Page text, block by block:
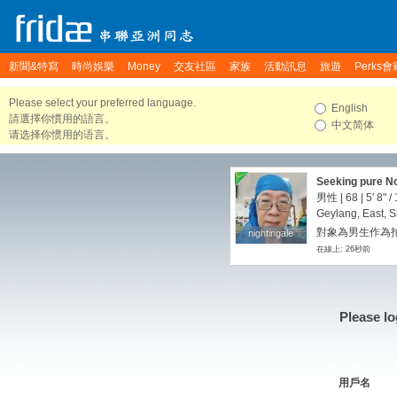
新聞&特寫 時尚娛樂 Money 交友社區 家族 活動訊息 旅遊 Perks會
Please select your preferred language.
請選擇你慣用的語言。
请选择你惯用的语言。
English
中文简体
nightingale
nightingale
Seeking pure
须男同
男性 | 68 | 5' 8" /
Geylang, East,
對象為男生作為
在線上: 26秒前
Please
用戶名